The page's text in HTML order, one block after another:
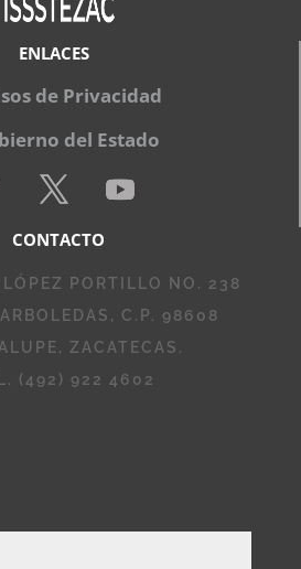
ENLACES
de Privacidad
del Estado
CONTACTO
LÓPEZ PORTILLO NO. 238
C.P. 98608
ZACATECAS.
(492) 922 4602